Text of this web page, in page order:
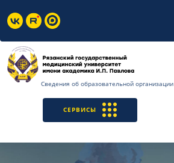
Сведения об образовательной организации
СЕРВИСЫ